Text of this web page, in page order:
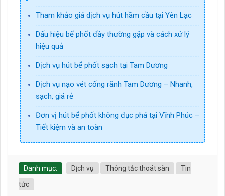
Tham khảo giá dịch vụ hút hầm cầu tại Yên Lạc
Dấu hiệu bể phốt đầy thường gặp và cách xử lý
hiệu quả
Dịch vụ hút bể phốt sạch tại Tam Dương
Dịch vụ nạo vét cống rãnh Tam Dương – Nhanh,
sạch, giá rẻ
Đơn vị hút bể phốt không đục phá tại Vĩnh Phúc –
Tiết kiệm và an toàn
Danh mục: Dịch vụ Thông tắc thoát sàn
Tin
tức